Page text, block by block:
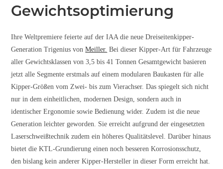
Gewichtsoptimierung
Ihre Weltpremiere feierte auf der IAA die neue Dreiseitenkipper-
Generation Trigenius vonMeiller. Bei dieser Kipper-Art für Fahrzeuge
aller Gewichtsklassen von 3,5 bis 41 Tonnen Gesamtgewicht basieren
jetzt alle Segmente erstmals auf einem modularen Baukasten für alle
Kipper-Größen vom Zwei- bis zum Vierachser. Das spiegelt sich nicht
nur in dem einheitlichen, modernen Design, sondern auch in
identischer Ergonomie sowie Bedienung wider. Zudem ist die neue
Generation leichter geworden. Sie erreicht aufgrund der eingesetzten
Laserschweißtechnik zudem ein höheres Qualitätslevel. Darüber hinaus
bietet die KTL-Grundierung einen noch besseren Korrosionsschutz,
den bislang kein anderer Kipper-Hersteller in dieser Form erreicht hat.